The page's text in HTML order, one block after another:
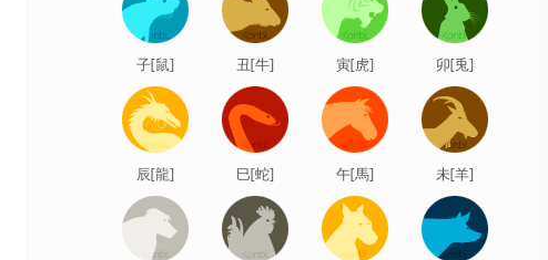
子[鼠] 丑[牛] 寅[虎] 卯[兎]
辰[龍] 巳[蛇] 午[馬] 未[羊]